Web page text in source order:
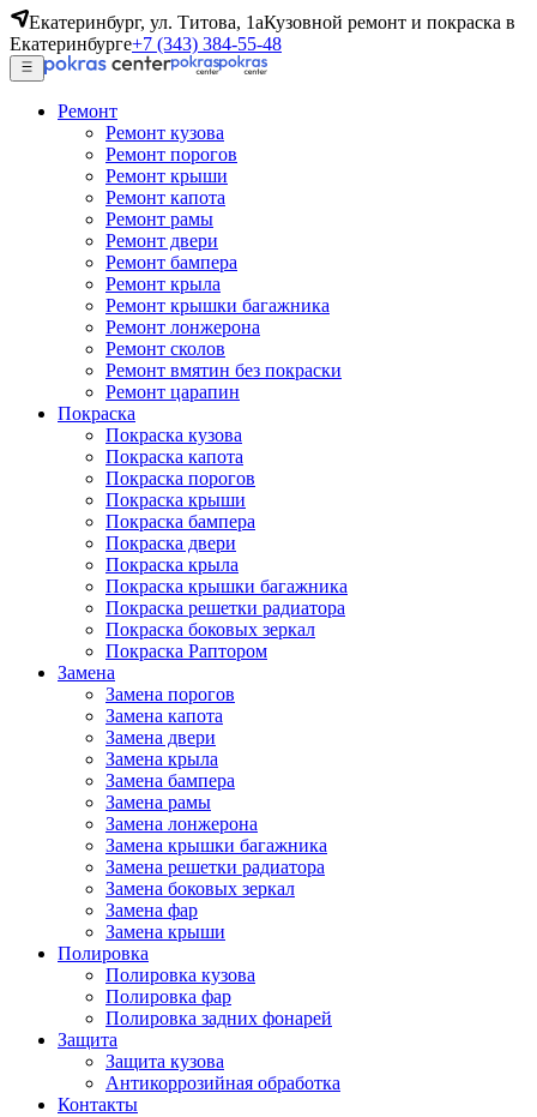
Екатеринбург, ул. Титова, 1аКузовной ремонт и покраска в
Екатеринбурге+7 (343) 384-55-48
Ремонт
Ремонт кузова
Ремонт порогов
Ремонт крыши
Ремонт капота
Ремонт рамы
Ремонт двери
Ремонт бампера
Ремонт крыла
Ремонт крышки багажника
Ремонт лонжерона
Ремонт сколов
Ремонт вмятин без покраски
Ремонт царапин
Покраска
Покраска кузова
Покраска капота
Покраска порогов
Покраска крыши
Покраска бампера
Покраска двери
Покраска крыла
Покраска крышки багажника
Покраска решетки радиатора
Покраска боковых зеркал
Покраска Раптором
Замена
Замена порогов
Замена капота
Замена двери
Замена крыла
Замена бампера
Замена рамы
Замена лонжерона
Замена крышки багажника
Замена решетки радиатора
Замена боковых зеркал
Замена фар
Замена крыши
Полировка
Полировка кузова
Полировка фар
Полировка задних фонарей
Защита
Защита кузова
Антикоррозийная обработка
Контакты